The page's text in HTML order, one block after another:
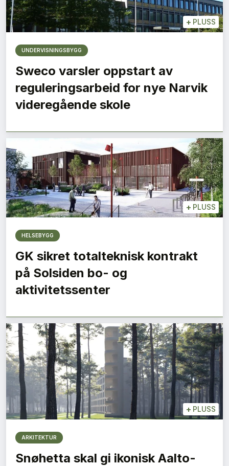
+ PLUSS
UNDERVISNINGSBYGG
Sweco varsler oppstart av
reguleringsarbeid for nye Narvik
videregående skole
+ PLUSS
HELSEBYGG
GK sikret totalteknisk kontrakt
på Solsiden bo- og
aktivitetssenter
+ PLUSS
ARKITEKTUR
Snøhetta skal gi ikonisk Aalto-